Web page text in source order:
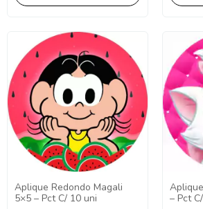
Aplique Redondo Magali
5×5 – Pct C/ 10 uni
– Pct